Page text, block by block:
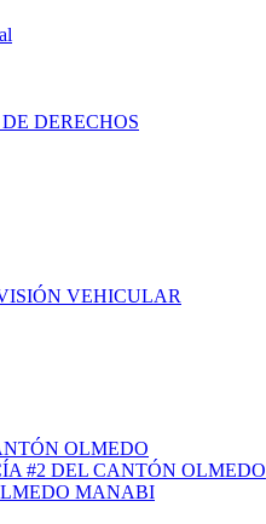
DERECHOS
VEHICULAR
OLMEDO
#2 DEL CANTÓN OLMEDO
MANABI